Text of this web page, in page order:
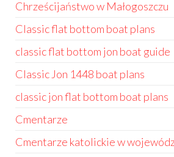
Chrześcijaństwo w Małogoszczu
Classic flat bottom boat plans
classic flat bottom jon boat guide
Classic Jon 1448 boat plans
classic jon flat bottom boat plans
Cmentarze
Cmentarze katolickie w